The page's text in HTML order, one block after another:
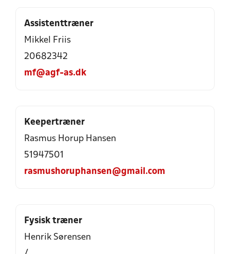
Assistenttræner
Mikkel Friis
20682342
mf@agf-as.dk
Keepertræner
Rasmus Horup Hansen
51947501
rasmushoruphansen@gmail.com
Fysisk træner
Henrik Sørensen